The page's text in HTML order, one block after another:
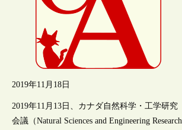
2019年11月18日
2019年11月13日、カナダ自然科学・工学研究
会議（Natural Sciences and Engineering Research